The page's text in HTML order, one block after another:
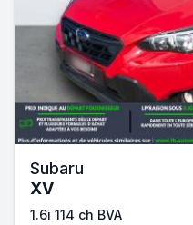
Subaru
XV
1.6i 114 ch BVA